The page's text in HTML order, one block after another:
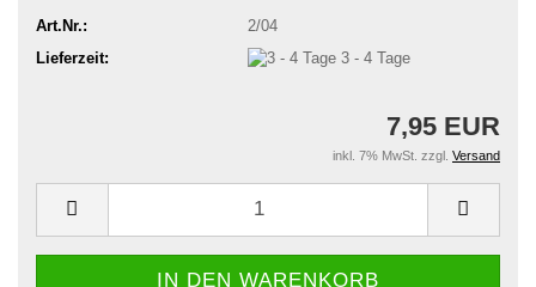
Art.Nr.:
2/04
Lieferzeit:
3 - 4 Tage
7,95 EUR
inkl. 7% MwSt. zzgl. Versand